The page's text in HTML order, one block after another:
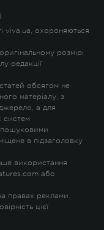
viva.ua, охороняються
розмірі
редакції
обсягом не
матеріалу, з
а для
систем
пошуковими
в підзаголовку
використання
або
правах реклами.
цієї